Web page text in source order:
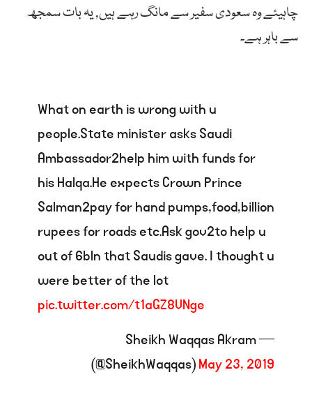
چاہیئے وہ سعودی سفیر سے مانگ رہے ہیں, یہ بات سمجھ
سے باہر ہے۔
What on earth is wrong with u
people.State minister asks Saudi
Ambassador2help him with funds for
his Halqa.He expects Crown Prince
Salman2pay for hand pumps,food,billion
rupees for roads etc.Ask gov2to help u
out of 6bln that Saudis gave. I thought u
were better of the lot
pic.twitter.com/t1aGZ8VNge
— Sheikh Waqqas Akram
(@SheikhWaqqas)May 23, 2019